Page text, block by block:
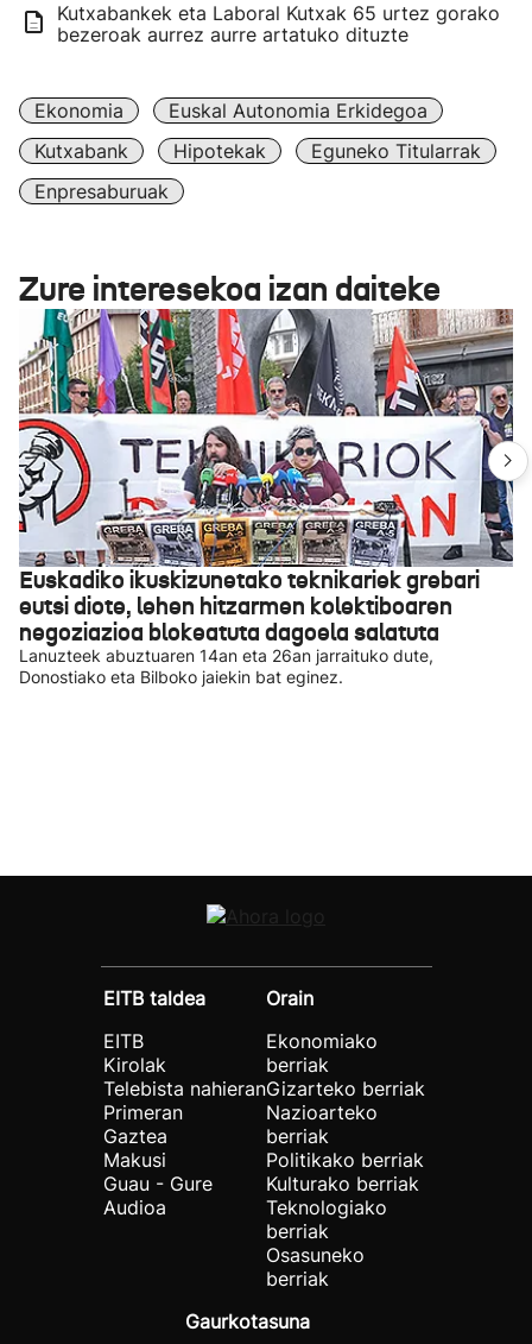
Kutxabankek eta Laboral Kutxak 65 urtez gorako
bezeroak aurrez aurre artatuko dituzte
Ekonomia
Euskal Autonomia Erkidegoa
Kutxabank
Hipotekak
Eguneko Titularrak
Enpresaburuak
Zure interesekoa izan daiteke
Euskadiko ikuskizunetako teknikariek grebari
eutsi diote, lehen hitzarmen kolektiboaren
negoziazioa blokeatuta dagoela salatuta
Lanuzteek abuztuaren 14an eta 26an jarraituko dute,
Donostiako eta Bilboko jaiekin bat eginez.
EITB taldea
EITB
Kirolak
Telebista nahieran
Primeran
Gaztea
Makusi
Guau - Gure
Audioa
Orain
Ekonomiako
berriak
Gizarteko berriak
Nazioarteko
berriak
Politikako berriak
Kulturako berriak
Teknologiako
berriak
Osasuneko
berriak
Gaurkotasuna